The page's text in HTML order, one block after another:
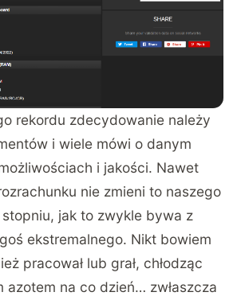
rekordu zdecydowanie należy
i wiele mówi o danym
i jakości. Nawet
nie zmieni to naszego
jak to zwykle bywa z
ekstremalnego. Nikt bowiem
pracował lub grał, chłodząc
azotem na co dzień… zwłaszcza